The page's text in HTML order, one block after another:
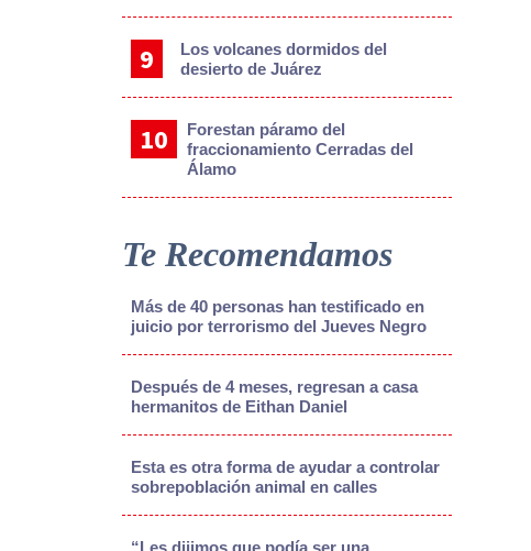
Los volcanes dormidos del
desierto de Juárez
Forestan páramo del
fraccionamiento Cerradas del
Álamo
Te Recomendamos
Más de 40 personas han testificado en
juicio por terrorismo del Jueves Negro
Después de 4 meses, regresan a casa
hermanitos de Eithan Daniel
Esta es otra forma de ayudar a controlar
sobrepoblación animal en calles
“Les dijimos que podía ser una